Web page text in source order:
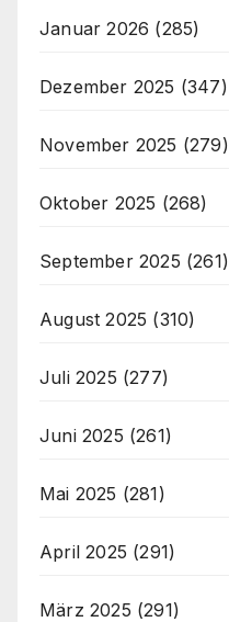
Januar 2026 (285)
Dezember 2025 (347)
November 2025 (279)
Oktober 2025 (268)
September 2025 (261)
August 2025 (310)
Juli 2025 (277)
Juni 2025 (261)
Mai 2025 (281)
April 2025 (291)
März 2025 (291)